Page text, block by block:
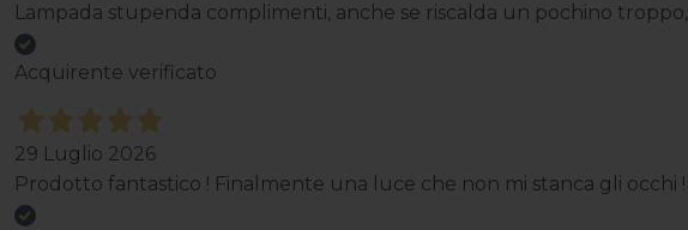
Lampada stupenda complimenti, anche se riscalda un pochino
Acquirente verificato
29 Luglio 2026
Prodotto fantastico ! Finalmente una luce che non mi stanca gli occhi